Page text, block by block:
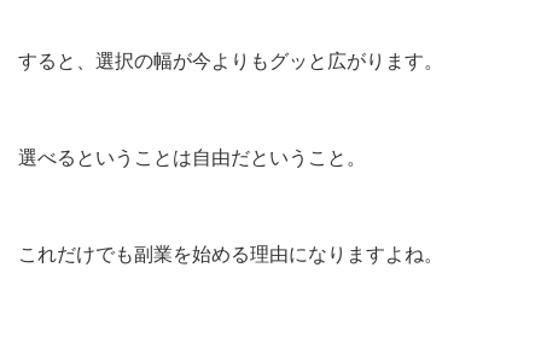
すると、選択の幅が今よりもグッと広がります。
選べるということは自由だということ。
これだけでも副業を始める理由になりますよね。